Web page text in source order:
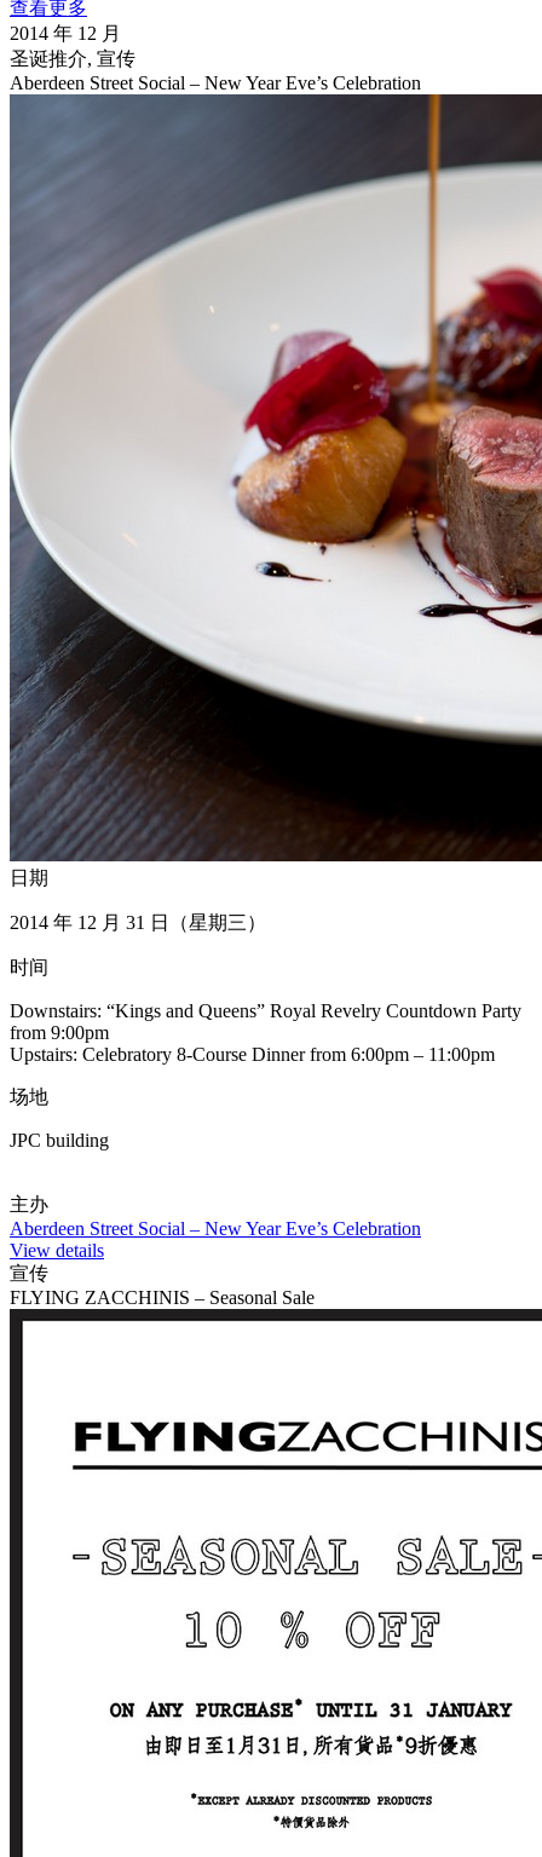
查看更多
2014 年 12 月
圣诞推介, 宣传
Aberdeen Street Social – New Year Eve’s Celebration
日期
2014 年 12 月 31 日（星期三）
时间
Downstairs: “Kings and Queens” Royal Revelry Countdown Party
from 9:00pm
Upstairs: Celebratory 8-Course Dinner from 6:00pm – 11:00pm
场地
JPC building
主办
Aberdeen Street Social – New Year Eve’s Celebration
View details
宣传
FLYING ZACCHINIS – Seasonal Sale